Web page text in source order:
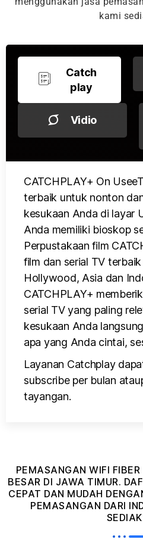
kami
Catch
play
Vidio
CATCHPLAY+ On
terbaik untuk nonton
kesukaan Anda di layar
Anda memiliki bioskop
Perpustakaan film
film dan serial TV
Hollywood, Asia dan
CATCHPLAY+
serial TV yang paling
kesukaan Anda
apa yang Anda cintai,
Layanan Catchplay
subscribe per bulan
tayangan.
PEMASANGAN WIFI
BESAR DI JAWA TIMUR.
CEPAT DAN MUDAH
PEMASANGAN DARI